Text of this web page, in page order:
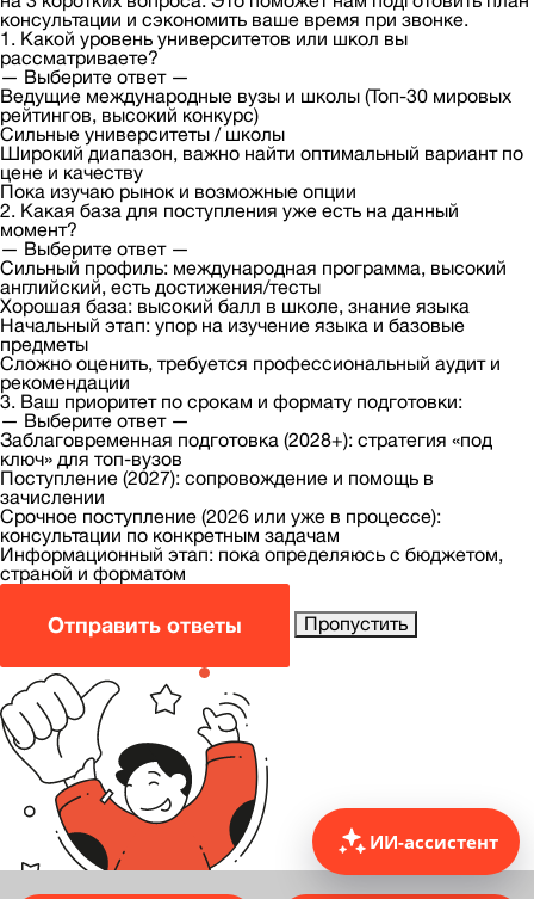
консультации и сэкономить ваше время при звонке.
1. Какой уровень университетов или школ вы
рассматриваете?
— Выберите ответ —
Ведущие международные вузы и школы (Топ-30 мировых
рейтингов, высокий конкурс)
Сильные университеты / школы
Широкий диапазон, важно найти оптимальный вариант по
цене и качеству
Пока изучаю рынок и возможные опции
2. Какая база для поступления уже есть на данный
момент?
— Выберите ответ —
Сильный профиль: международная программа, высокий
английский, есть достижения/тесты
Хорошая база: высокий балл в школе, знание языка
Начальный этап: упор на изучение языка и базовые
предметы
Сложно оценить, требуется профессиональный аудит и
рекомендации
3. Ваш приоритет по срокам и формату подготовки:
— Выберите ответ —
Заблаговременная подготовка (2028+): стратегия «под
ключ» для топ-вузов
Поступление (2027): сопровождение и помощь в
зачислении
Срочное поступление (2026 или уже в процессе):
консультации по конкретным задачам
Информационный этап: пока определяюсь с бюджетом,
страной и форматом
Отправить ответы Пропустить
ИИ-ассистент